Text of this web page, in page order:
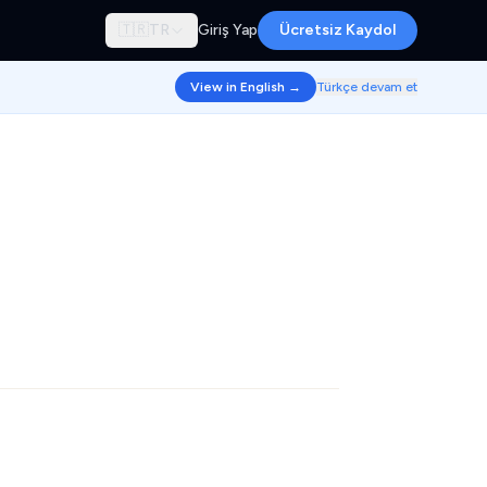
🇹🇷 TR Giriş Yap Ücretsiz Kaydol
View in English → Türkçe devam et